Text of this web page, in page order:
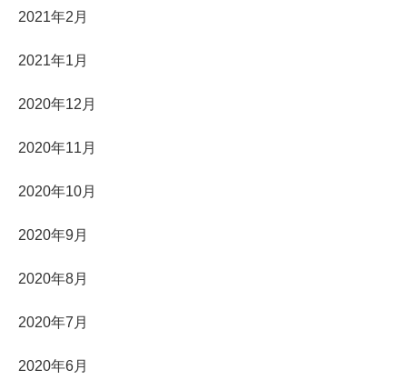
2021年2月
2021年1月
2020年12月
2020年11月
2020年10月
2020年9月
2020年8月
2020年7月
2020年6月